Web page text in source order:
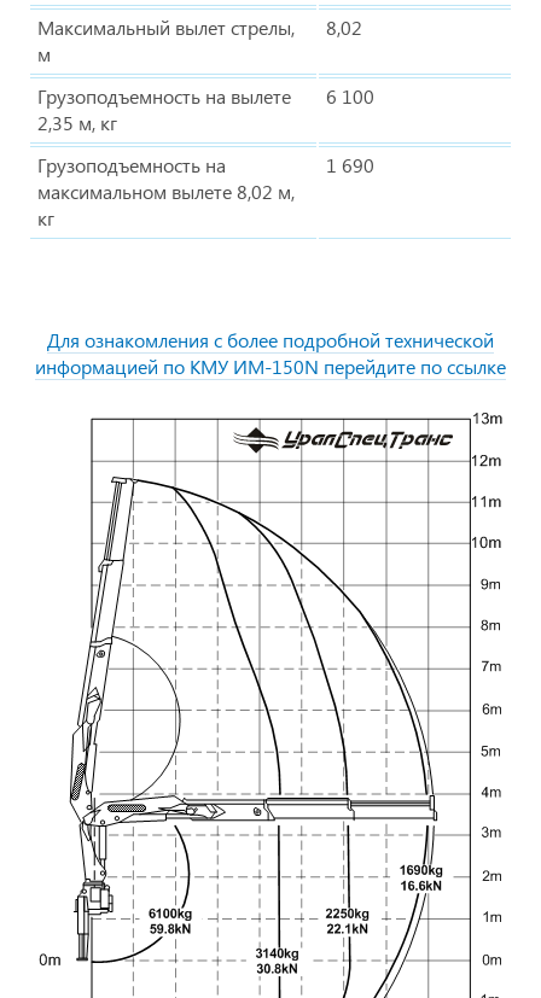
Максимальный вылет стрелы,
м
8,02
Грузоподъемность на вылете
2,35 м, кг
6 100
Грузоподъемность на
максимальном вылете 8,02 м,
кг
1 690
Для ознакомления с более подробной технической
информацией по КМУ ИМ-150N перейдите по ссылке